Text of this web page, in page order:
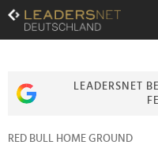
Zum
Inhalt
Zur
Zur
LEADERSNET
RED BULL HOME GROUND